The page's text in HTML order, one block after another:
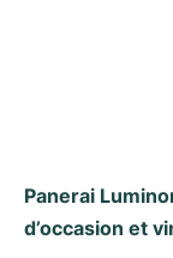
Panerai
d’occasion et